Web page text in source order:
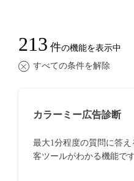
213 件の機能を表示中
すべての条件を解除
カラーミー広告診断
最大1分程度の質問に答
客ツールがわかる機能です